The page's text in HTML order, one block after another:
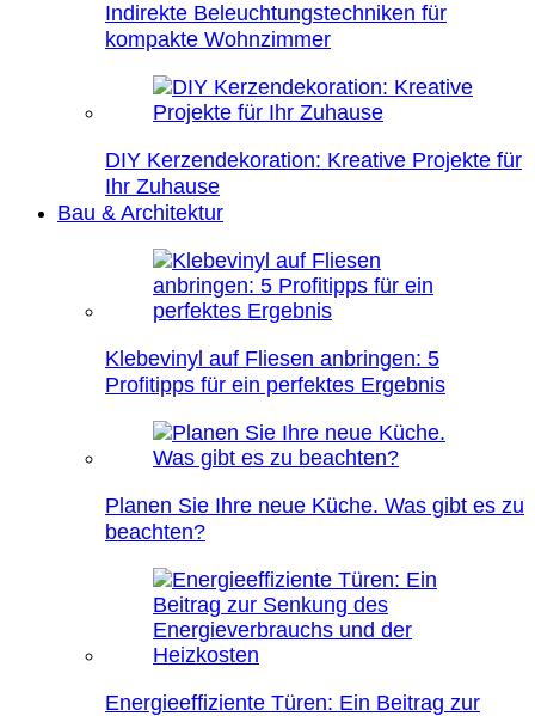
Indirekte Beleuchtungstechniken für
kompakte Wohnzimmer
DIY Kerzendekoration: Kreative Projekte für
Ihr Zuhause
Bau & Architektur
Klebevinyl auf Fliesen anbringen: 5
Profitipps für ein perfektes Ergebnis
Planen Sie Ihre neue Küche. Was gibt es zu
beachten?
Energieeffiziente Türen: Ein Beitrag zur